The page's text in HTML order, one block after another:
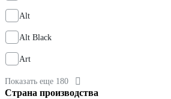
Alt
Alt Black
Art
Показать еще 180
Страна производства